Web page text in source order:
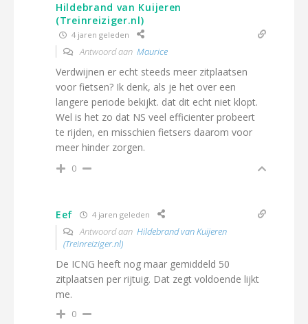
Hildebrand van Kuijeren
(Treinreiziger.nl)
4 jaren geleden
Antwoord aan Maurice
Verdwijnen er echt steeds meer zitplaatsen
voor fietsen? Ik denk, als je het over een
langere periode bekijkt. dat dit echt niet klopt.
Wel is het zo dat NS veel efficienter probeert
te rijden, en misschien fietsers daarom voor
meer hinder zorgen.
0
Eef 4 jaren geleden
Antwoord aan Hildebrand van Kuijeren
(Treinreiziger.nl)
De ICNG heeft nog maar gemiddeld 50
zitplaatsen per rijtuig. Dat zegt voldoende lijkt
me.
0